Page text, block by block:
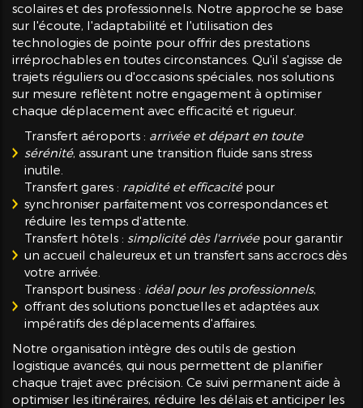
scolaires et des professionnels. Notre approche se base
sur l'écoute, l'adaptabilité et l'utilisation des
technologies de pointe pour offrir des prestations
irréprochables en toutes circonstances. Qu'il s'agisse de
trajets réguliers ou d'occasions spéciales, nos solutions
sur mesure reflètent notre engagement à optimiser
chaque déplacement avec efficacité et rigueur.
Transfert aéroports : arrivée et départ en toute
sérénité, assurant une transition fluide sans stress
inutile.
Transfert gares : rapidité et efficacitépour
synchroniser parfaitement vos correspondances et
réduire les temps d'attente.
Transfert hôtels : simplicité dès l'arrivéepour garantir
un accueil chaleureux et un transfert sans accrocs dès
votre arrivée.
Transport business : idéal pour les professionnels,
offrant des solutions ponctuelles et adaptées aux
impératifs des déplacements d'affaires.
Notre organisation intègre des outils de gestion
logistique avancés, qui nous permettent de planifier
chaque trajet avec précision. Ce suivi permanent aide à
optimiser les itinéraires, réduire les délais et anticiper les